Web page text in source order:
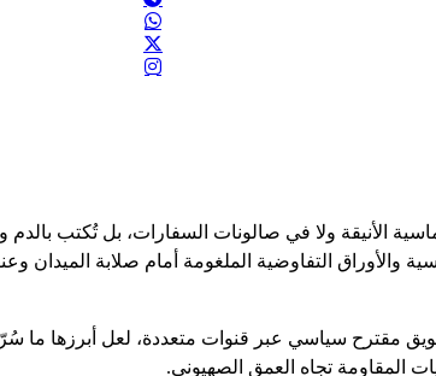
الأنيقة ولا في صالونات السفارات، بل تُكتب
والأوراق التفاوضية الملغومة أمام صلابة
مقترح سياسي عبر قنوات متعددة، لعل أبرزها
المقاومة تجاه العمق الصهيوني.